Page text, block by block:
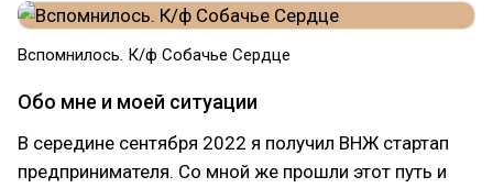
Вспомнилось. К/ф Собачье Сердце
Обо мне и моей ситуации
В середине сентября 2022 я получил ВНЖ стартап
предпринимателя. Со мной же прошли этот путь и